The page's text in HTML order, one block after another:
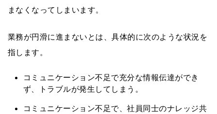
まなくなってしまいます。
業務が円滑に進まないとは、具体的に次のような状況を
指します。
コミュニケーション不足で充分な情報伝達ができ
ず、トラブルが発生してしまう。
コミュニケーション不足で、社員同士のナレッジ共